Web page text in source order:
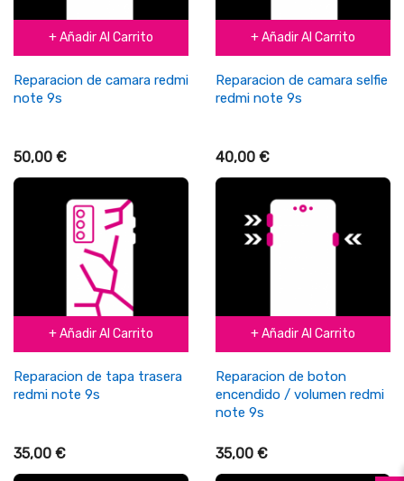
+ Añadir Al Carrito
Reparacion de camara redmi
note 9s
50,00 €
+ Añadir Al Carrito
Reparacion de camara selfie
redmi note 9s
40,00 €
+ Añadir Al Carrito
Reparacion de tapa trasera
redmi note 9s
35,00 €
+ Añadir Al Carrito
Reparacion de boton
encendido / volumen redmi
note 9s
35,00 €